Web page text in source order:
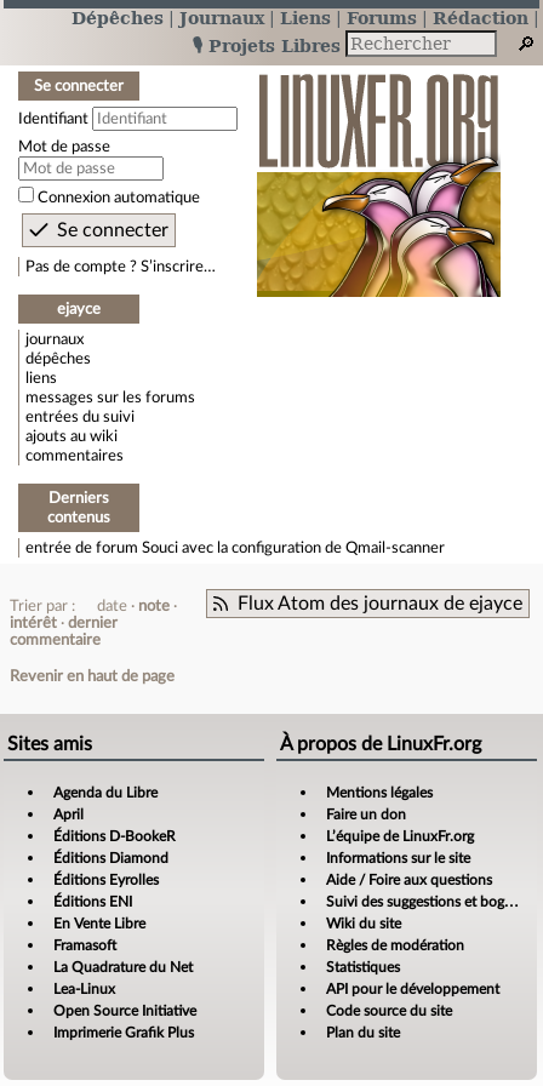
Dépêches Journaux Liens Forums
Rédaction
🎙️ Projets Libres
Se connecter
Identifiant
Mot de passe
Connexion automatique
Pas de compte ? S’inscrire…
ejayce
journaux
dépêches
liens
messages sur les forums
entrées du suivi
ajouts au wiki
commentaires
Derniers
contenus
entrée de forum Souci avec la configuration de Qmail-scanner
Flux Atom des journaux de ejayce
Trier par : date
note
intérêt
dernier
commentaire
Revenir en haut de page
Sites amis
Agenda du Libre
April
Éditions D-BookeR
Éditions Diamond
Éditions Eyrolles
Éditions ENI
En Vente Libre
Framasoft
La Quadrature du Net
Lea-Linux
Open Source Initiative
Imprimerie Grafik Plus
À propos de LinuxFr.org
Mentions légales
Faire un don
L’équipe de LinuxFr.org
Informations sur le site
Aide / Foire aux questions
Suivi des suggestions et bogues
Wiki du site
Règles de modération
Statistiques
API pour le développement
Code source du site
Plan du site